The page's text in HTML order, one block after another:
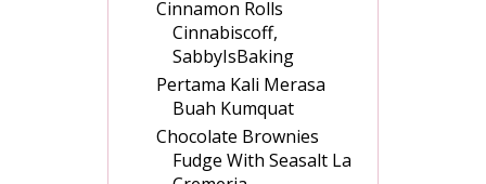
Cinnamon Rolls
Cinnabiscoff,
SabbyIsBaking
Pertama Kali Merasa
Buah Kumquat
Chocolate Brownies
Fudge With Seasalt La